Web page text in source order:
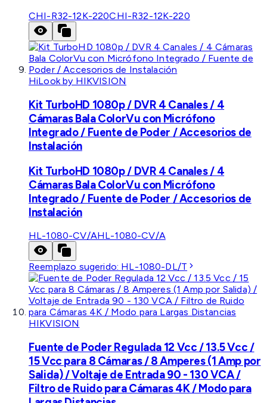
CHI-R32-12K-220CHI-R32-12K-220
HiLook by HIKVISION
Kit TurboHD 1080p / DVR 4 Canales / 4
Cámaras Bala ColorVu con Micrófono
Integrado / Fuente de Poder / Accesorios de
Instalación
Kit TurboHD 1080p / DVR 4 Canales / 4
Cámaras Bala ColorVu con Micrófono
Integrado / Fuente de Poder / Accesorios de
Instalación
HL-1080-CV/AHL-1080-CV/A
Reemplazo sugerido: HL-1080-DL/T
HIKVISION
Fuente de Poder Regulada 12 Vcc / 13.5 Vcc /
15 Vcc para 8 Cámaras / 8 Amperes (1 Amp por
Salida) / Voltaje de Entrada 90 - 130 VCA /
Filtro de Ruido para Cámaras 4K / Modo para